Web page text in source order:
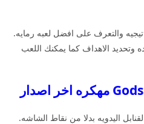
والتعرف على افضل لعبه رمايه.
وتحديد الاهداف كما يمكنك اللعب
اليدويه بدلا من نقاط الشاشه.